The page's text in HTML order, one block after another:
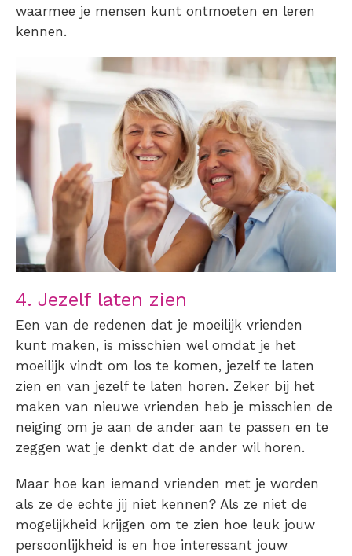
waarmee je mensen kunt ontmoeten en leren
kennen.
4. Jezelf laten zien
Een van de redenen dat je moeilijk vrienden
kunt maken, is misschien wel omdat je het
moeilijk vindt om los te komen, jezelf te laten
zien en van jezelf te laten horen. Zeker bij het
maken van nieuwe vrienden heb je misschien de
neiging om je aan de ander aan te passen en te
zeggen wat je denkt dat de ander wil horen.
Maar hoe kan iemand vrienden met je worden
als ze de echte jij niet kennen? Als ze niet de
mogelijkheid krijgen om te zien hoe leuk jouw
persoonlijkheid is en hoe interessant jouw